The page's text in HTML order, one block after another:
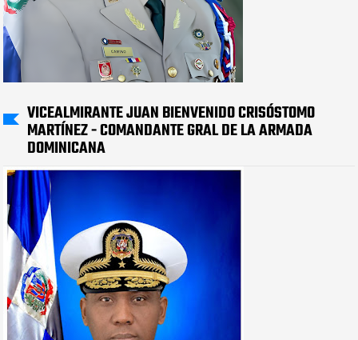
VICEALMIRANTE JUAN BIENVENIDO CRISÓSTOMO
MARTÍNEZ - COMANDANTE GRAL DE LA ARMADA
DOMINICANA